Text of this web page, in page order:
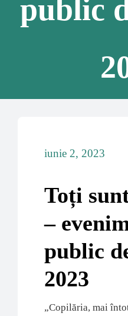
public
iunie 2, 2023
Toți
–
public
2023
„Copilăria, mai